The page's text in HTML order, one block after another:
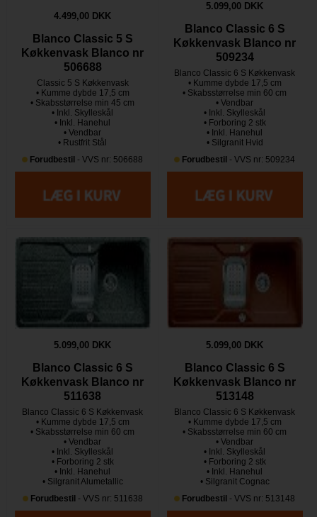
4.499,00 DKK
Blanco Classic 5 S
Køkkenvask Blanco nr
506688
Classic 5 S Køkkenvask
• Kumme dybde 17,5 cm
• Skabsstørrelse min 45 cm
• Inkl. Skylleskål
• Inkl. Hanehul
• Vendbar
• Rustfrit Stål
Forudbestil - VVS nr: 506688
5.099,00 DKK
Blanco Classic 6 S
Køkkenvask Blanco nr
509234
Blanco Classic 6 S Køkkenvask
• Kumme dybde 17,5 cm
• Skabsstørrelse min 60 cm
• Vendbar
• Inkl. Skylleskål
• Forboring 2 stk
• Inkl. Hanehul
• Silgranit Hvid
Forudbestil - VVS nr: 509234
5.099,00 DKK
Blanco Classic 6 S
Køkkenvask Blanco nr
511638
Blanco Classic 6 S Køkkenvask
• Kumme dybde 17,5 cm
• Skabsstørrelse min 60 cm
• Vendbar
• Inkl. Skylleskål
• Forboring 2 stk
• Inkl. Hanehul
• Silgranit Alumetallic
Forudbestil - VVS nr: 511638
5.099,00 DKK
Blanco Classic 6 S
Køkkenvask Blanco nr
513148
Blanco Classic 6 S Køkkenvask
• Kumme dybde 17,5 cm
• Skabsstørrelse min 60 cm
• Vendbar
• Inkl. Skylleskål
• Forboring 2 stk
• Inkl. Hanehul
• Silgranit Cognac
Forudbestil - VVS nr: 513148